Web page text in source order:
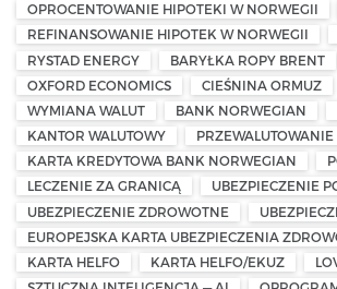
OPROCENTOWANIE HIPOTEKI W NORWEGII
REFINANSOWANIE HIPOTEK W NORWEGII
RYSTAD ENERGY
BARYŁKA ROPY BRENT
OXFORD ECONOMICS
CIEŚNINA ORMUZ
WYMIANA WALUT
BANK NORWEGIAN
KANTOR WALUTOWY
PRZEWALUTOWANIE
KARTA KREDYTOWA BANK NORWEGIAN
LECZENIE ZA GRANICĄ
UBEZPIECZENIE
UBEZPIECZENIE ZDROWOTNE
EUROPEJSKA KARTA UBEZPIECZENIA
KARTA HELFO
KARTA HELFO/EKUZ